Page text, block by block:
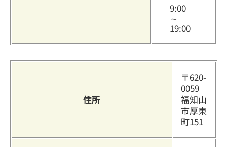
9:00
～
19:00
住所
〒620-
0059
福知山
市厚東
町151